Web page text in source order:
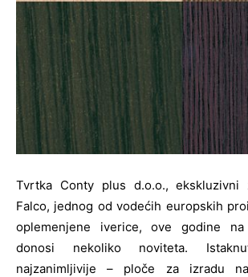
Tvrtka Conty plus d.o.o., ekskluzivni
Falco, jednog od vodećih europskih
oplemenjene iverice, ove godine
donosi nekoliko noviteta.
najzanimljivije – ploče za izradu